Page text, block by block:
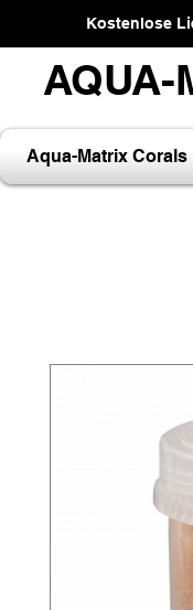
Kostenlose
AQUA-
AQUA-
Aqua-Matrix Corals